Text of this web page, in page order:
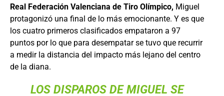
Real Federación Valenciana de Tiro Olímpico, Miguel
protagonizó una final de lo más emocionante. Y es que
los cuatro primeros clasificados empataron a 97
puntos por lo que para desempatar se tuvo que recurrir
a medir la distancia del impacto más lejano del centro
de la diana.
LOS DISPAROS DE MIGUEL SE